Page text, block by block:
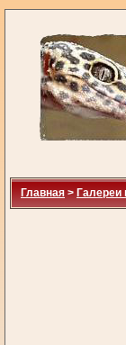
Главная > Галереи